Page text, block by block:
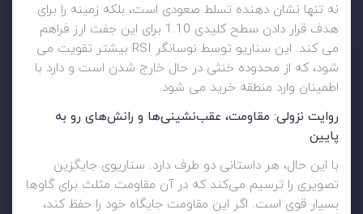
نه تنها نشان دهنده تسلط صعودی است، بلکه زمینه را برای
هدف قرار دادن سطح کلیدی 1.10 برای این جفت ارز فراهم
می کند. این سناریو توسط نوسانگر RSI بیشتر تقویت می
شود، که از محدوده خنثی در حال خارج شدن است و دارد با
اطمینان وارد منطقه خرید می شود.
روایت نزولی: مقاومت، عقب‌نشینی‌ها و رانش‌های رو به
پایین
با این حال، هر داستانی دو طرف دارد. سناریوی جایگزین
تصویری را ترسیم می‌کند که در آن مقاومت مثلث برای گاوها
بسیار قوی است. اگر این مقاومت جایگاه خود را حفظ کند،